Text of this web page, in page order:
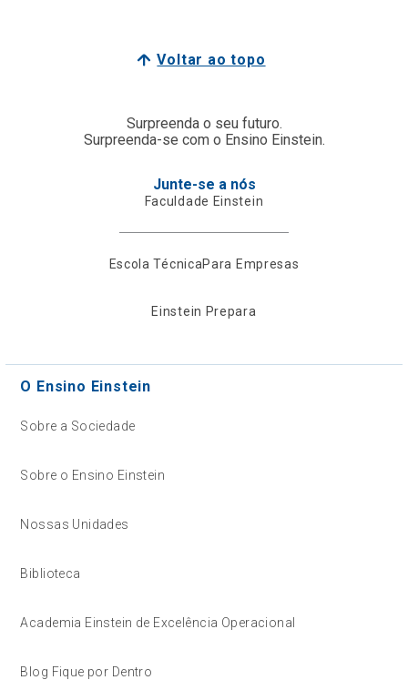
Voltar ao topo
Surpreenda o seu futuro.
Surpreenda-se com o Ensino Einstein.
Junte-se a nós
Faculdade Einstein
Escola TécnicaPara Empresas
Einstein Prepara
O Ensino Einstein
Sobre a Sociedade
Sobre o Ensino Einstein
Nossas Unidades
Biblioteca
Academia Einstein de Excelência Operacional
Blog Fique por Dentro